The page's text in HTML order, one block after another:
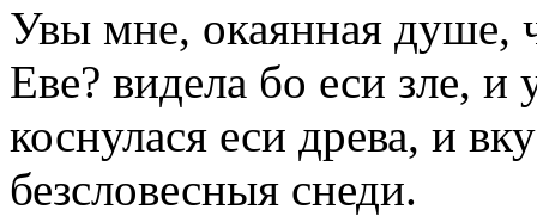
Увы мне, окаянная душе,
Еве? видела бо еси зле, и
коснулася еси древа, и
безсловесныя снеди.